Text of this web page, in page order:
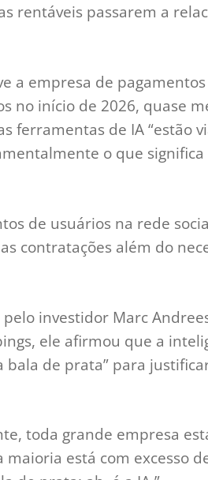
rentáveis passarem a
a empresa de
no início de 2026, quase
ferramentas de IA “estão
o que
de usuários na rede
contratações além do
investidor Marc
ele afirmou que a
de prata” para
toda grande empresa
está com excesso